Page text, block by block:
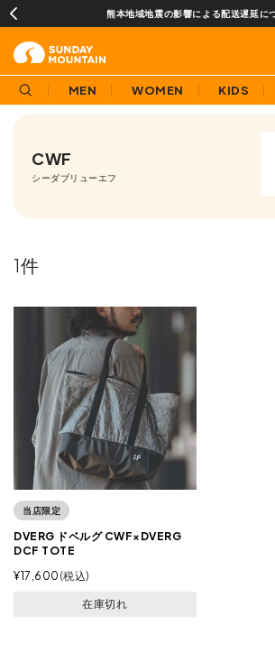
熊本地域地震の影響による配送遅延に
MEN WOMEN KIDS
CWF
シーダブリューエフ
1
当店限定
DVERG ドベルグ CWF×DVERG
DCF TOTE
¥17,600 税込
在庫切れ